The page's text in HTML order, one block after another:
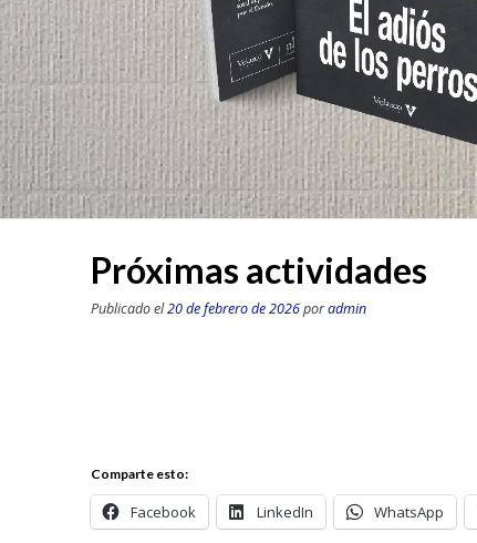
Próximas actividades
Publicado el20 de febrero de 2026poradmin
Comparte esto:
Facebook LinkedIn WhatsApp